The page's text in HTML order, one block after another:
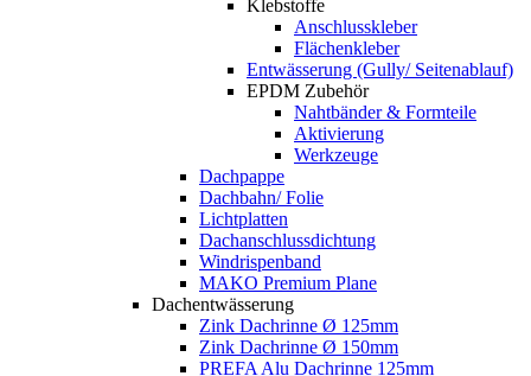
Klebstoffe
Anschlusskleber
Flächenkleber
Entwässerung (Gully/ Seitenablauf)
EPDM Zubehör
Nahtbänder & Formteile
Aktivierung
Werkzeuge
Dachpappe
Dachbahn/ Folie
Lichtplatten
Dachanschlussdichtung
Windrispenband
MAKO Premium Plane
Dachentwässerung
Zink Dachrinne Ø 125mm
Zink Dachrinne Ø 150mm
PREFA Alu Dachrinne 125mm